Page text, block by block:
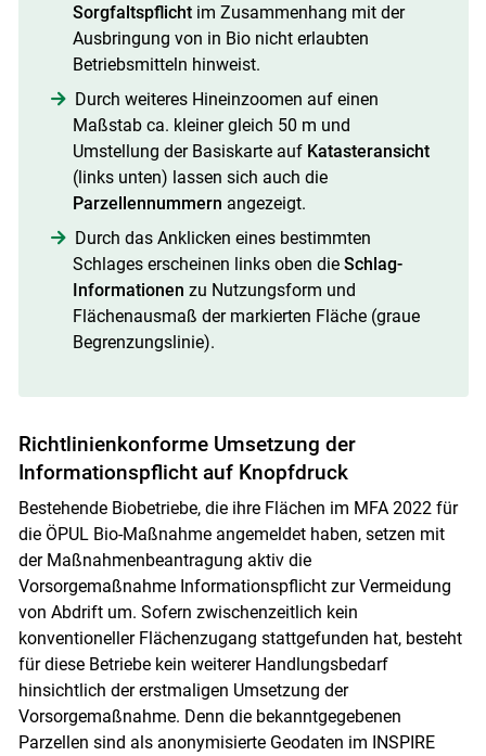
Sorgfaltspflichtim Zusammenhang mit der
Ausbringung von in Bio nicht erlaubten
Betriebsmitteln hinweist.
Durch weiteres Hineinzoomen auf einen
Maßstab ca. kleiner gleich 50 m und
Umstellung der Basiskarte auf Katasteransicht
(links unten) lassen sich auch die
Parzellennummern angezeigt.
Durch das Anklicken eines bestimmten
Schlages erscheinen links oben die Schlag-
Informationen zu Nutzungsform und
Flächenausmaß der markierten Fläche (graue
Begrenzungslinie).
Richtlinienkonforme Umsetzung der
Informationspflicht auf Knopfdruck
Bestehende Biobetriebe, die ihre Flächen im MFA 2022 für
die ÖPUL Bio-Maßnahme angemeldet haben, setzen mit
der Maßnahmenbeantragung aktiv die
Vorsorgemaßnahme Informationspflicht zur Vermeidung
von Abdrift um. Sofern zwischenzeitlich kein
konventioneller Flächenzugang stattgefunden hat, besteht
für diese Betriebe kein weiterer Handlungsbedarf
hinsichtlich der erstmaligen Umsetzung der
Vorsorgemaßnahme. Denn die bekanntgegebenen
Parzellen sind als anonymisierte Geodaten im INSPIRE